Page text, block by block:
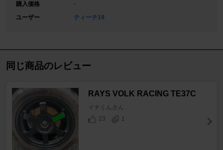
購入価格
-
ユーザー
ティーチ19
同じ商品のレビュー
RAYS VOLK RACING TE37C
イナくんさん
23
1